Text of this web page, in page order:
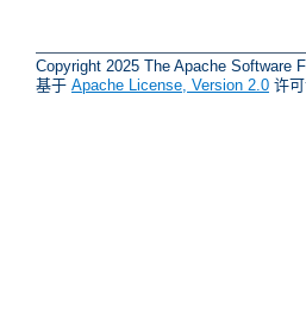
Copyright 2025 The Apache Software
基于 Apache License, Version 2.0 许可